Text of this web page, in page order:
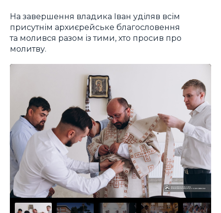
На завершення владика Іван уділяв всім
присутнім архиєрейське благословення
та молився разом із тими, хто просив про
молитву.